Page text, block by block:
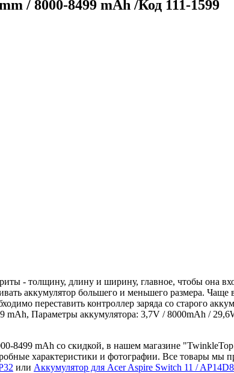
/ 8000-8499 mAh /Код 111-1599
- толщину, длину и ширину, главное, чтобы она
аккумулятор большего и меньшего размера. Чаще
переставить контроллер заряда со старого
Параметры аккумулятора: 3,7V / 8000mAh /
8499 mAh со скидкой, в нашем магазине
характеристики и фотографии. Все товары мы
или Аккумулятор для Acer Aspire Switch 11 /